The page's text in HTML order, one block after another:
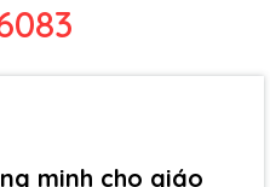
minh cho giáo